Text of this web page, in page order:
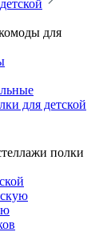
для
для детской
полки